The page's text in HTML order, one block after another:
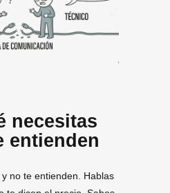
necesitas
entienden
no te entienden. Hablas